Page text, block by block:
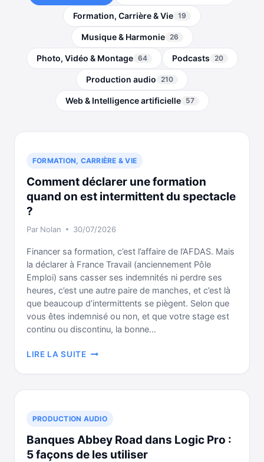
Formation, Carrière & Vie 19
Musique & Harmonie 26
Photo, Vidéo & Montage 64 Podcasts 20
Production audio 210
Web & Intelligence artificielle 57
FORMATION, CARRIÈRE & VIE
Comment déclarer une formation
quand on est intermittent du spectacle
?
Par Nolan 30/07/2026
Financer sa formation, c’est l’affaire de l’AFDAS. Mais
la déclarer à France Travail (anciennement Pôle
Emploi) sans casser ses indemnités ni perdre ses
heures, c’est une autre paire de manches, et c’est là
que beaucoup d’intermittents se piègent. Selon que
vous êtes indemnisé ou non, et que votre stage est
continu ou discontinu, la bonne…
LIRE LA SUITECOMMENT
UNE
FORMATION
INTERMITTENT
DU
PRODUCTION AUDIO
Banques Abbey Road dans Logic Pro :
5 façons de les utiliser